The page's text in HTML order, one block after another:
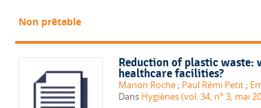
Non prêtable
Reduction of plastic waste:
healthcare facilities?
Manon Roche ; Paul Rémi Petit ;
Dans Hygiènes (vol. 34, n° 3, mai